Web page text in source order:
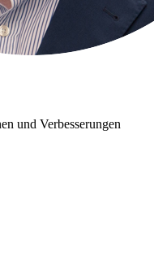
und Verbesserungen